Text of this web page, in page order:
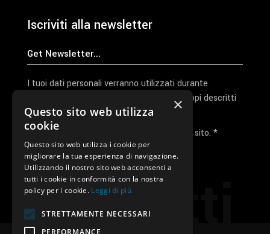
Contatti
Iscriviti alla newsletter
I tuoi dati personali verranno utilizzati durante
l'elaborazione della richiesta e per altri scopi descritti
nella nostraprivacy policy
Ho letto e accetto la privacy policy del sito. *
Invia I Dati
×
Questo sito web utilizza
cookie
Questo sito web utilizza i cookie per
migliorare la tua esperienza di navigazione.
Utilizzando il nostro sito web acconsenti a
tutti i cookie in conformità con la nostra
policy per i cookie. Leggi di più
STRETTAMENTE NECESSARI
PERFORMANCE